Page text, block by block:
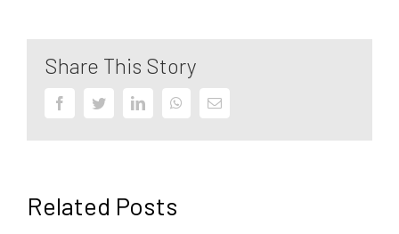
Share This Story
FacebookTwitterLinkedInWhatsAppEmail
Related Posts